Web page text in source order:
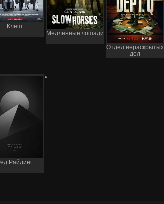
Клёш
Медленные лошади
Отдел нераскрытых
дел
Райдинг